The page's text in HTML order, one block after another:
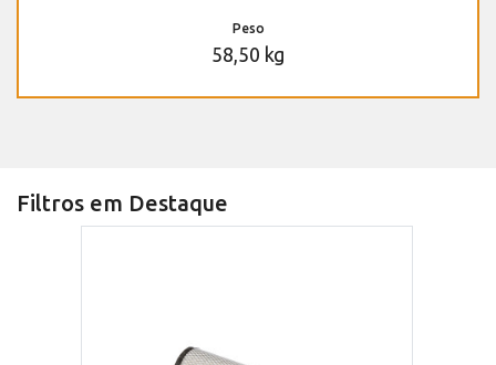
Peso
58,50 kg
Filtros em Destaque